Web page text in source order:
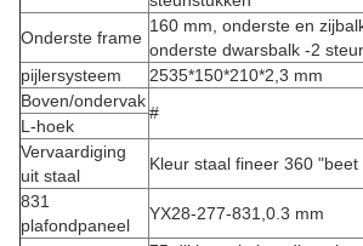
Onderste frame
160 mm, onderste en
onderste dwarsbalk -2
pijlersysteem
2535*150*210*2,3 mm
Boven/ondervak
#
L-hoek
Vervaardiging
uit staal
Kleur staal fineer 360 "beet
831
plafondpaneel
YX28-277-831,0.3 mm